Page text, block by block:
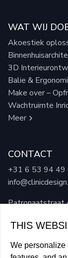
WAT WIJ
Akoestiek
3D
Balie &
Make over –
Wachtruimte
Meer
CONTACT
+31 6 53 94 49
Patronaatstraat
THIS
We personalize